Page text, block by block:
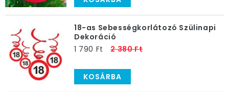
18-as Sebességkorlátozó Szülinapi
Dekoráció
1 790 Ft
2 380 Ft
KOSÁRBA